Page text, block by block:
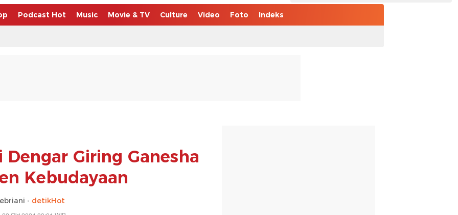
Podcast Hot Music Movie & TV Culture Video Foto Indeks
Giring Ganesha
Kebudayaan
- detikHot